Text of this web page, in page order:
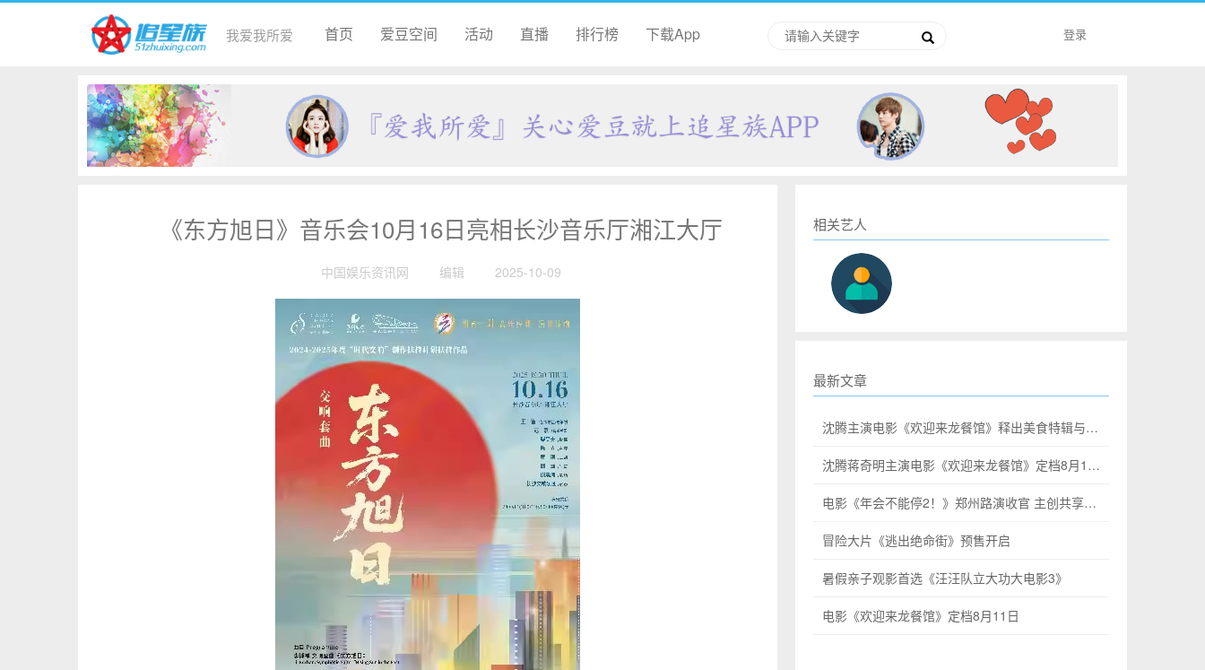
我爱我所爱 首页 爱豆空间 活动 直播 排行榜 下载App 登录
《东方旭日》音乐会10月16日亮相长沙音乐厅湘江大厅
中国娱乐资讯网 编辑 2025-10-09
相关艺人
最新文章
沈腾主演电影《欢迎来龙餐馆》释出美食特辑与海报
沈腾蒋奇明主演电影《欢迎来龙餐馆》定档8月11日
电影《年会不能停2！》郑州路演收官 主创共享温情欢乐
冒险大片《逃出绝命街》预售开启
暑假亲子观影首选《汪汪队立大功大电影3》
电影《欢迎来龙餐馆》定档8月11日